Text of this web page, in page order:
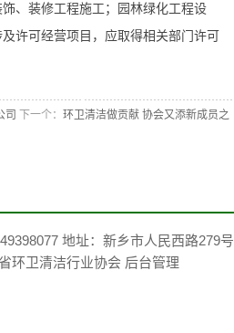
、装修工程施工；园林绿化工程设
许可经营项目，应取得相关部门许可
司 下一个： 环卫清洁做贡献 协会又添新成员之
地址：新乡市人民西路279号
环卫清洁行业协会 后台管理